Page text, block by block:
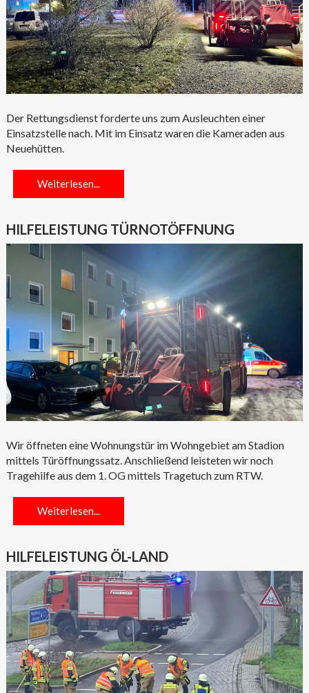
Der Rettungsdienst forderte uns zum Ausleuchten einer
Einsatzstelle nach. Mit im Einsatz waren die Kameraden aus
Neuehütten.
Weiterlesen...
HILFELEISTUNG TÜRNOTÖFFNUNG
Wir öffneten eine Wohnungstür im Wohngebiet am Stadion
mittels Türöffnungssatz. Anschließend leisteten wir noch
Tragehilfe aus dem 1. OG mittels Tragetuch zum RTW.
Weiterlesen...
HILFELEISTUNG ÖL-LAND